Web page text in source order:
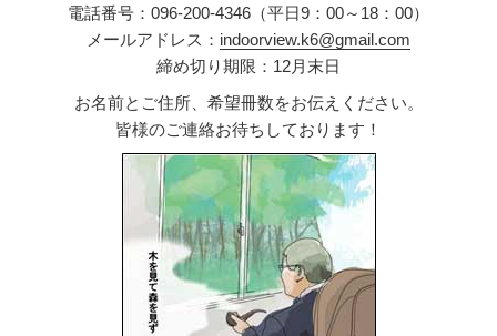
電話番号：096-200-4346（平日9：00～18：00）
メールアドレス： indoorview.k6@gmail.com
締め切り期限：12月末日
お名前とご住所、希望冊数をお伝えください。
皆様のご連絡お待ちしております！